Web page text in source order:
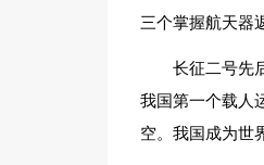
三个掌握航天器
长征二号先
我国第一个载人
空。我国成为世